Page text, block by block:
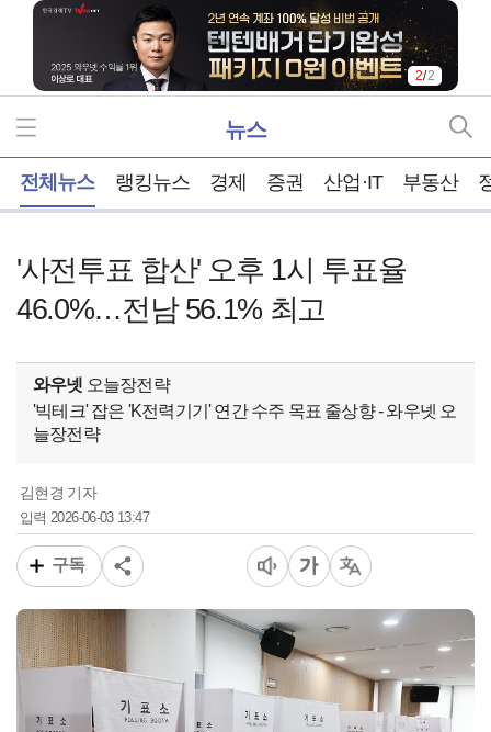
2/2
뉴스
전체뉴스 랭킹뉴스 경제 증권 산업·IT 부동산
'사전투표 합산' 오후 1시 투표율
46.0%…전남 56.1% 최고
와우넷 오늘장전략
'빅테크' 잡은 'K전력기기' 연간 수주 목표 줄상향 - 와우넷 오
늘장전략
김현경 기자
입력 2026-06-03 13:47
구독